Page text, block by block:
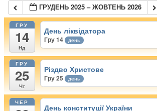
ГРУДЕНЬ 2025 – ЖОВТЕНЬ 2026
ГРУ
14
Нд
День ліквідатора
Гру 14 день
ГРУ
25
Чт
Різдво Христове
Гру 25 день
ЧЕР
День конституції України